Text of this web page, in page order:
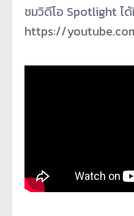
ชมวิดีโอ Spotlight ไ
https://